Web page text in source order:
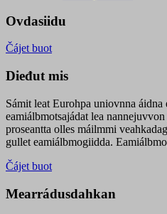
Ovdasiidu
Čájet buot
Dieđut mis
Sámit leat Eurohpa uniovnna áidna
eamiálbmotsajádat lea nannejuvvon
proseantta olles máilmmi
gullet eamiálbmogiidda.
Čájet buot
Mearrádusdahkan